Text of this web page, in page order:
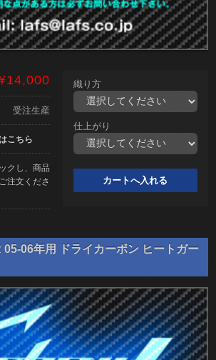
受注生産
こちら
クし、商品
注文くださ
織り方
仕上がり
05-06年用 ドライカーボン ヒートガー